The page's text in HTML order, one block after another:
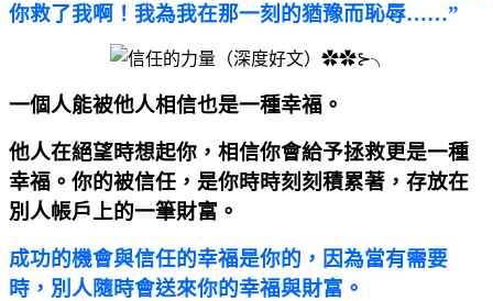
你救了我啊！我為我在那一刻的猶豫而恥辱……”
一個人能被他人相信也是一種幸福。
他人在絕望時想起你，相信你會給予拯救更是一種
幸福。你的被信任，是你時時刻刻積累著，存放在
別人帳戶上的一筆財富。
成功的機會與信任的幸福是你的，因為當有需要
時，別人隨時會送來你的幸福與財富。